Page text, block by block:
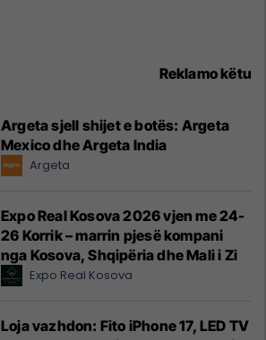
Reklamo këtu
Argeta sjell shijet e botës: Argeta
Mexico dhe Argeta India
Argeta
Expo Real Kosova 2026 vjen me 24-
26 Korrik – marrin pjesë kompani
nga Kosova, Shqipëria dhe Mali i Zi
Expo Real Kosova
Loja vazhdon: Fito iPhone 17, LED TV